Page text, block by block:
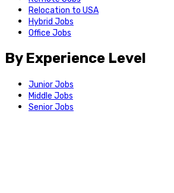
Relocation to USA
Hybrid Jobs
Office Jobs
By Experience Level
Junior Jobs
Middle Jobs
Senior Jobs